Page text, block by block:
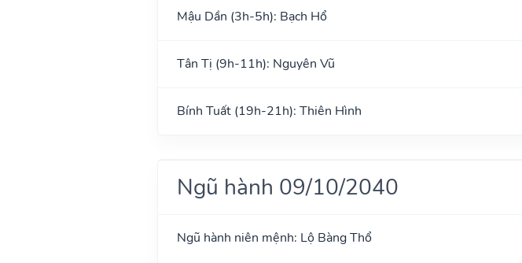
Mậu Dần (3h-5h): Bạch Hổ
Tân Tị (9h-11h): Nguyên Vũ
Bính Tuất (19h-21h): Thiên Hình
Ngũ hành 09/10/2040
Ngũ hành niên mệnh: Lộ Bàng Thổ